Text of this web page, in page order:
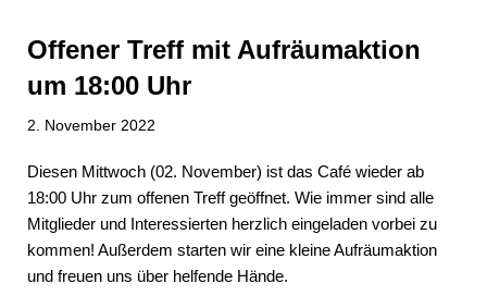
Offener Treff mit Aufräumaktion
um 18:00 Uhr
2. November 2022
Diesen Mittwoch (02. November) ist das Café wieder ab
18:00 Uhr zum offenen Treff geöffnet. Wie immer sind alle
Mitglieder und Interessierten herzlich eingeladen vorbei zu
kommen! Außerdem starten wir eine kleine Aufräumaktion
und freuen uns über helfende Hände.